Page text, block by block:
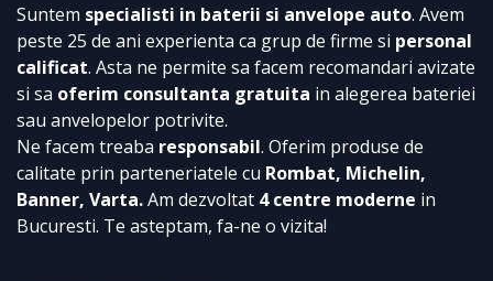
Suntem specialisti in baterii si anvelope auto. Avem
peste 25 de ani experienta ca grup de firme si personal
calificat. Asta ne permite sa facem recomandari avizate
si sa oferim consultanta gratuita in alegerea bateriei
sau anvelopelor potrivite.
Ne facem treaba responsabil. Oferim produse de
calitate prin parteneriatele cu Rombat, Michelin,
Banner, Varta.Am dezvoltat 4 centre moderne in
Bucuresti. Te asteptam, fa-ne o vizita!